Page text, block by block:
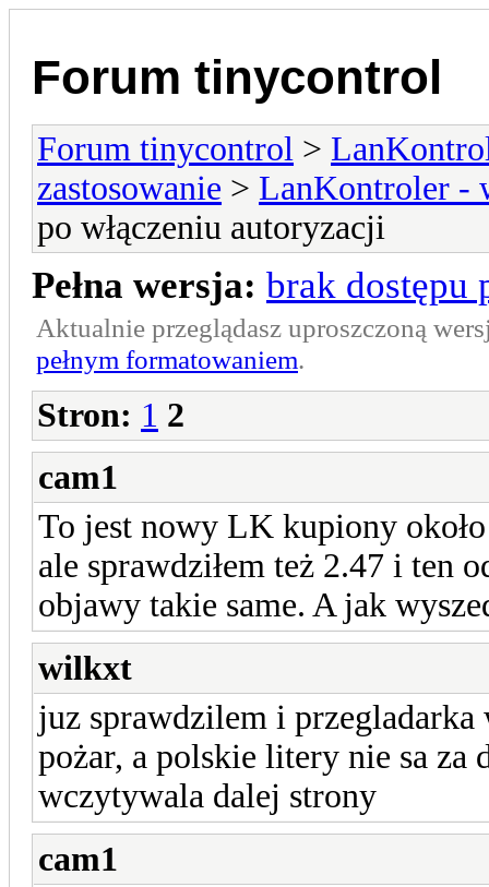
Forum tinycontrol
Forum tinycontrol >
zastosowanie > LanKontroler -
po włączeniu autoryzacji
Pełna wersja: brak dostępu
Aktualnie przeglądasz uproszczoną
pełnym formatowaniem.
Stron: 1 2
cam1
To jest nowy LK kupiony
ale sprawdziłem też 2.47 i ten
objawy takie same. A jak
wilkxt
juz sprawdzilem i przegladarka
pożar, a polskie litery nie sa
wczytywala dalej strony
cam1